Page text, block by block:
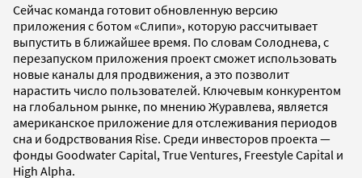
Сейчас команда готовит обновленную версию
приложения с ботом «Слипи», которую рассчитывает
выпустить в ближайшее время. По словам Солоднева, с
перезапуском приложения проект сможет использовать
новые каналы для продвижения, а это позволит
нарастить число пользователей. Ключевым конкурентом
на глобальном рынке, по мнению Журавлева, является
американское приложение для отслеживания периодов
сна и бодрствования Rise. Среди инвесторов проекта —
фонды Goodwater Capital, True Ventures, Freestyle Capital и
High Alpha.